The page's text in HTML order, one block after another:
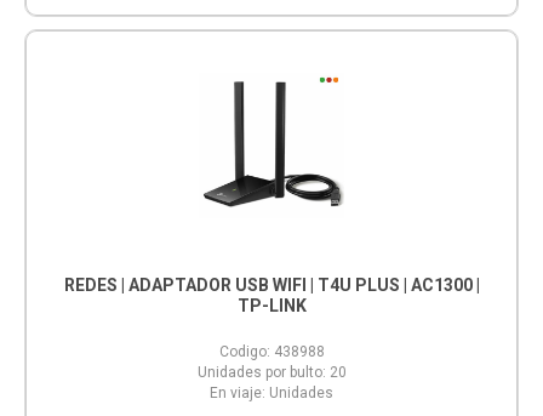
REDES | ADAPTADOR USB WIFI | T4U PLUS | AC1300 |
TP-LINK
Codigo: 438988
Unidades por bulto: 20
En viaje: Unidades